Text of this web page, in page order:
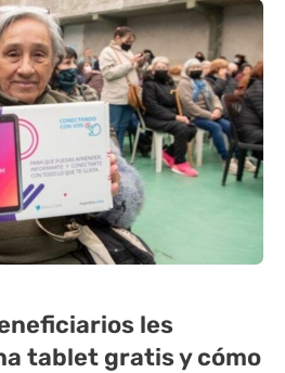
les
tablet gratis y cómo